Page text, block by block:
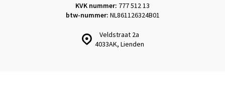
Veldstraat 2a
4033AK, Lienden
KVK nummer: 777 512 13
btw-nummer: NL861126324B01